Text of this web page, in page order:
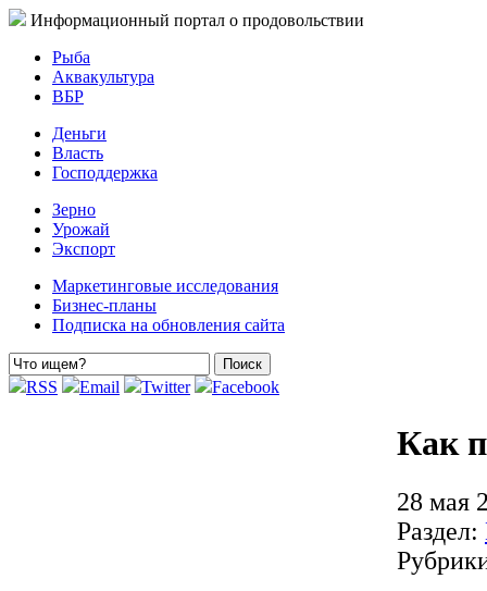
Информационный портал о продовольствии
Рыба
Аквакультура
ВБР
Деньги
Власть
Господдержка
Зерно
Урожай
Экспорт
Маркетинговые исследования
Бизнес-планы
Подписка на обновления сайта
RSS Email Twitter Facebook
Как
28 мая
Раздел: